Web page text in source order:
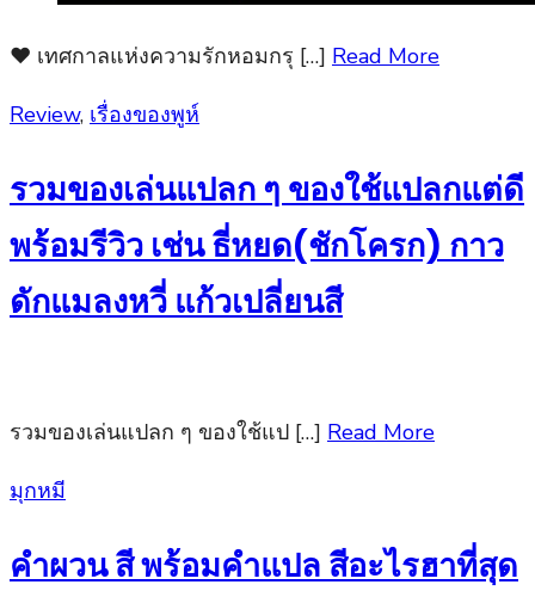
❤ เทศกาลแห่งความรักหอมกรุ […] Read More
Posted
Review, เรื่องของพูห์
รวมของเล่นแปลก ๆ ของใช้แปลกแต่ดี
พร้อมรีวิว เช่น ธี่หยด(ชักโครก) กาว
ดักแมลงหวี่ แก้วเปลี่ยนสี
รวมของเล่นแปลก ๆ ของใช้แป […] Read More
Posted
มุกหมี
คำผวน สี พร้อมคำแปล สีอะไรฮาที่สุด